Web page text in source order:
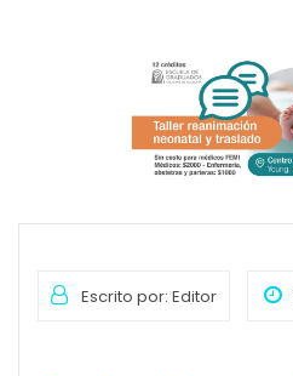
Escrito por: Editor